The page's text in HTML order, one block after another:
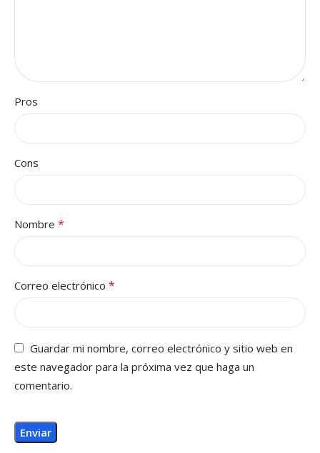
Pros
Cons
Nombre *
Correo electrónico *
Guardar mi nombre, correo electrónico y sitio web en
este navegador para la próxima vez que haga un
comentario.